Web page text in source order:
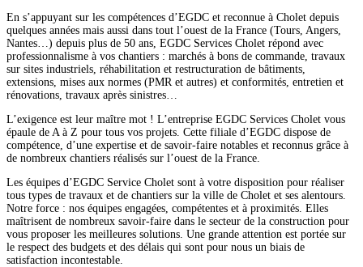
En s’appuyant sur les compétences d’EGDC et reconnue à Cholet depuis
quelques années mais aussi dans tout l’ouest de la France (Tours, Angers,
Nantes…) depuis plus de 50 ans, EGDC Services Cholet répond avec
professionnalisme à vos chantiers : marchés à bons de commande, travaux
sur sites industriels, réhabilitation et restructuration de bâtiments,
extensions, mises aux normes (PMR et autres) et conformités, entretien et
rénovations, travaux après sinistres…
L’exigence est leur maître mot ! L’entreprise EGDC Services Cholet vous
épaule de A à Z pour tous vos projets. Cette filiale d’EGDC dispose de
compétence, d’une expertise et de savoir-faire notables et reconnus grâce à
de nombreux chantiers réalisés sur l’ouest de la France.
Les équipes d’EGDC Service Cholet sont à votre disposition pour réaliser
tous types de travaux et de chantiers sur la ville de Cholet et ses alentours.
Notre force : nos équipes engagées, compétentes et à proximités. Elles
maîtrisent de nombreux savoir-faire dans le secteur de la construction pour
vous proposer les meilleures solutions. Une grande attention est portée sur
le respect des budgets et des délais qui sont pour nous un biais de
satisfaction incontestable.